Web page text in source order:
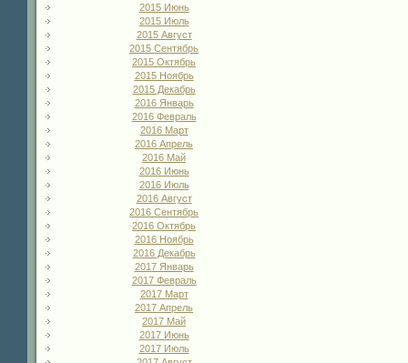
2015 Июнь
2015 Июль
2015 Август
2015 Сентябрь
2015 Октябрь
2015 Ноябрь
2015 Декабрь
2016 Январь
2016 Февраль
2016 Март
2016 Апрель
2016 Май
2016 Июнь
2016 Июль
2016 Август
2016 Сентябрь
2016 Октябрь
2016 Ноябрь
2016 Декабрь
2017 Январь
2017 Февраль
2017 Март
2017 Апрель
2017 Май
2017 Июнь
2017 Июль